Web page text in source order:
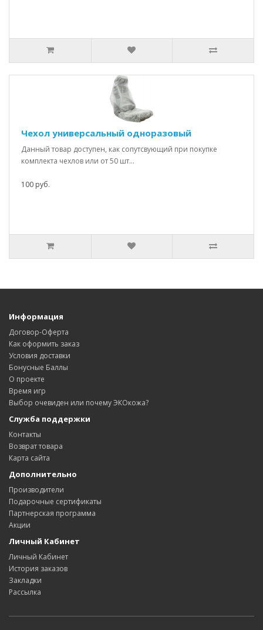
Чехол универсальный одноразовый
Данный товар доступен, как сопутсвующий при покупке
комплекта чехлов или от 50 шт...
100 руб.
Информация
Договор-Оферта
Как оформить заказ
Условия доставки
Бонусные Баллы
О проекте
Время игр
Выбор очевиден или почему ЭКОкожа?
Служба поддержки
Контакты
Возврат товара
Карта сайта
Дополнительно
Производители
Подарочные сертификаты
Партнерская программа
Акции
Личный Кабинет
Личный Кабинет
История заказов
Закладки
Рассылка